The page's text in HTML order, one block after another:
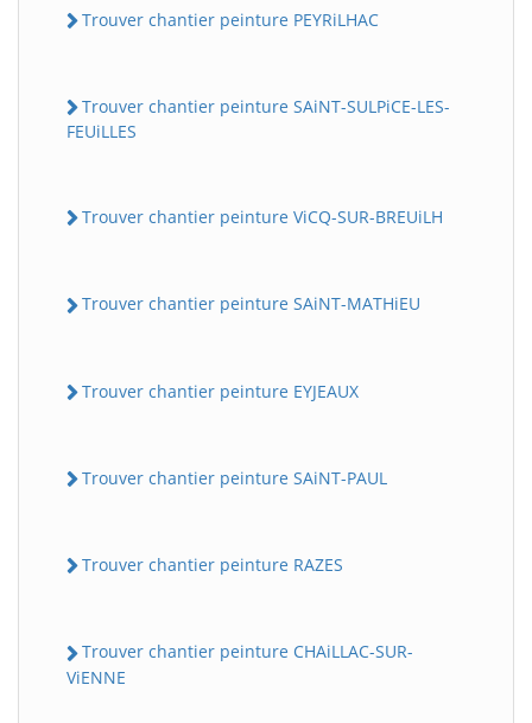
Trouver chantier peinture PEYRiLHAC
Trouver chantier peinture SAiNT-SULPiCE-LES-
FEUiLLES
Trouver chantier peinture ViCQ-SUR-BREUiLH
Trouver chantier peinture SAiNT-MATHiEU
Trouver chantier peinture EYJEAUX
Trouver chantier peinture SAiNT-PAUL
Trouver chantier peinture RAZES
Trouver chantier peinture CHAiLLAC-SUR-
ViENNE